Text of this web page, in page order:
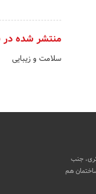
منتشر شده
سلامت و زیبایی
جنب
هم